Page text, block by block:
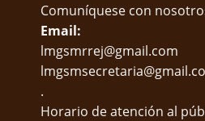
Comuníquese con
Email:
lmgsmrrej@gmail.com
.
Horario de atención al